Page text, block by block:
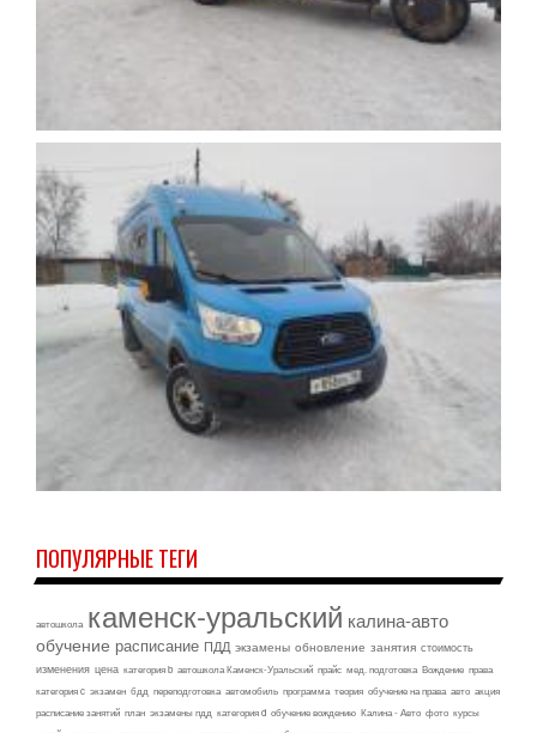
ПОПУЛЯРНЫЕ ТЕГИ
автошкола каменск-уральский калина-авто
обучение расписание ПДД экзамены обновление занятия стоимость
изменения цена категория b автошкола Каменск-Уральский прайс мед. подготовка Вождение права
категория c экзамен бдд переподготовка автомобиль программа теория обучение на права авто акция
расписание занятий план экзамены пдд категория d обучение вождению Калина - Авто фото курсы